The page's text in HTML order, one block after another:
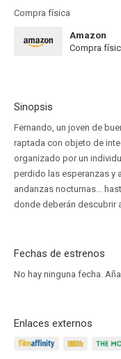
Compra física
Amazon
Compra
Sinopsis
Fernando, un joven de
raptada con objeto de
organizado por un
perdido las esperanzas y
andanzas nocturnas...
donde deberán descubrir
Fechas de estrenos
No hay ninguna fecha.
Enlaces externos